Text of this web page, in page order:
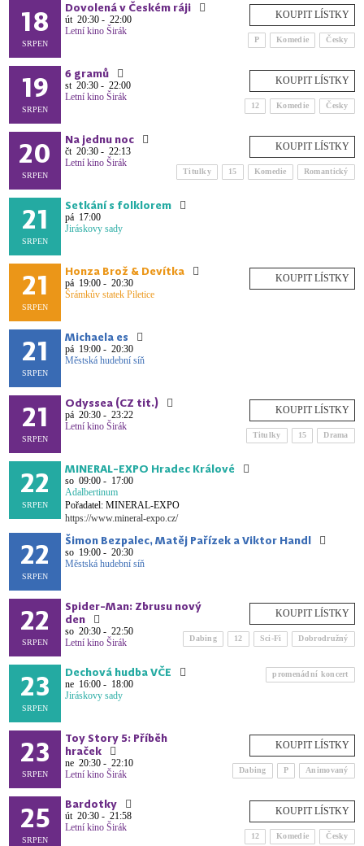
18
SRPEN
Dovolená v Českém ráji
út20:30 - 22:00
Letní kino Širák
P Komedie Česky
19
SRPEN
6 gramů
st20:30 - 22:00
Letní kino Širák
12 Komedie Česky
20
SRPEN
Na jednu noc
čt20:30 - 22:13
Letní kino Širák
Titulky 15 Komedie Romantický
21
SRPEN
Setkání s folklorem
pá 17:00
Jiráskovy sady
21
SRPEN
Honza Brož & Devítka
pá 19:00 - 20:30
Šrámkův statek Piletice
21
SRPEN
Michaela es
pá 19:00 - 20:30
Městská hudební síň
21
SRPEN
Odyssea (CZ tit.)
pá 20:30 - 23:22
Letní kino Širák
Titulky 15 Drama
22
SRPEN
MINERAL-EXPO Hradec Králové
so 09:00 - 17:00
Adalbertinum
Pořadatel: MINERAL-EXPO
https://www.mineral-expo.cz/
22
SRPEN
Šimon Bezpalec, Matěj Pařízek a Viktor Handl
so 19:00 - 20:30
Městská hudební síň
22
SRPEN
Spider-Man: Zbrusu nový
den
so 20:30 - 22:50
Letní kino Širák
Dabing 12 Sci-Fi Dobrodružný
23
SRPEN
Dechová hudba VČE
ne 16:00 - 18:00
Jiráskovy sady
promenádní koncert
23
SRPEN
Toy Story 5: Příběh
hraček
ne 20:30 - 22:10
Letní kino Širák
Dabing P Animovaný
25
SRPEN
Bardotky
út20:30 - 21:58
Letní kino Širák
12 Komedie Česky